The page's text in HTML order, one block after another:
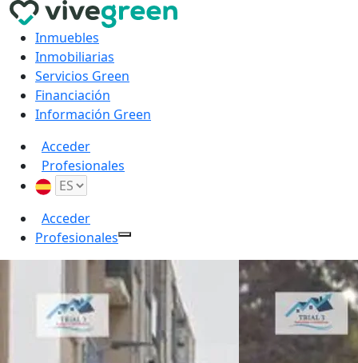
Inmuebles
Inmobiliarias
Servicios Green
Financiación
Información Green
Acceder
Profesionales
Acceder
Profesionales